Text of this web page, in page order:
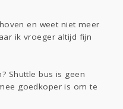
Eten
Mode & Beauty
en weet niet meer
ik vroeger altijd fijn
Shuttle bus is geen
goedkoper is om te